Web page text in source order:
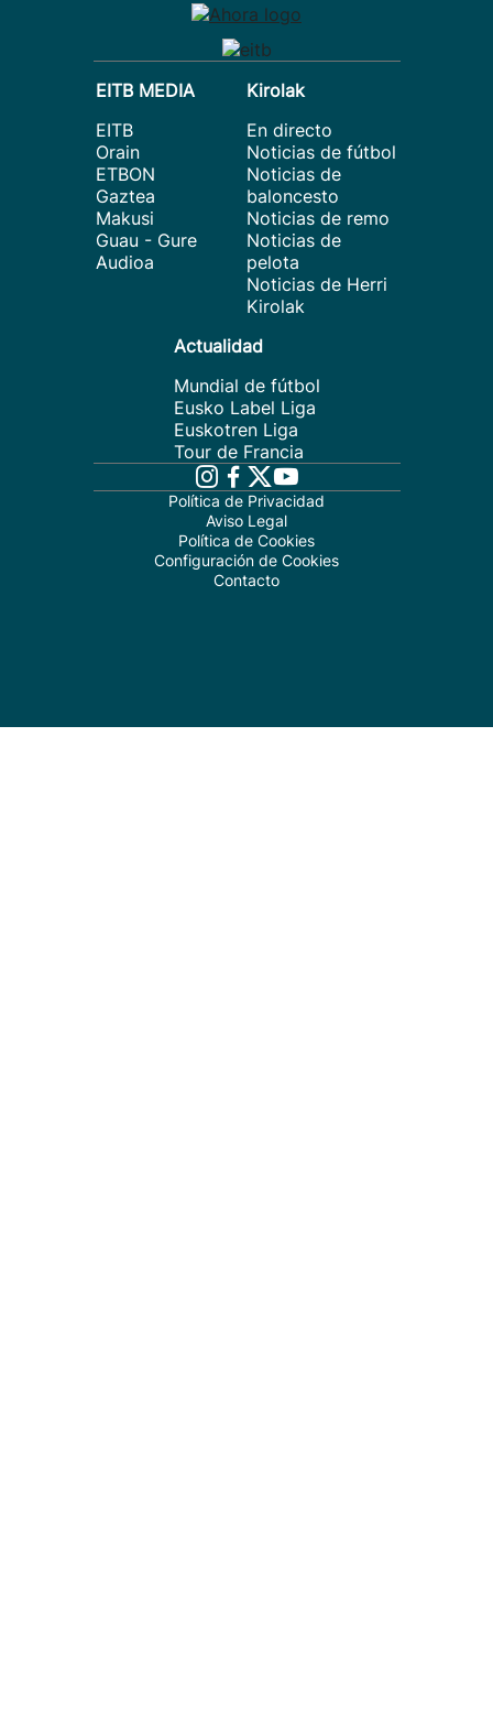
EITB MEDIA
EITB
Orain
ETBON
Gaztea
Makusi
Guau - Gure
Audioa
Kirolak
En directo
Noticias de fútbol
Noticias de
baloncesto
Noticias de remo
Noticias de
pelota
Noticias de Herri
Kirolak
Actualidad
Mundial de fútbol
Eusko Label Liga
Euskotren Liga
Tour de Francia
Política de Privacidad
Aviso Legal
Política de Cookies
Configuración de Cookies
Contacto